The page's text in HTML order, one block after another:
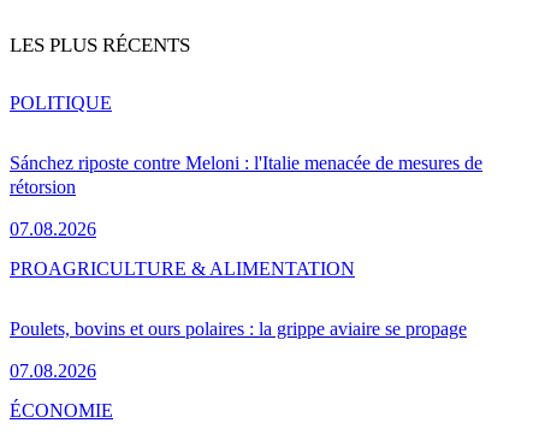
LES PLUS RÉCENTS
Sánchez riposte contre Meloni : l'Italie menacée de mesures de
rétorsion
07.08.2026
POLITIQUE
Poulets, bovins et ours polaires : la grippe aviaire se propage
07.08.2026
PROAGRICULTURE & ALIMENTATION
ÉCONOMIE